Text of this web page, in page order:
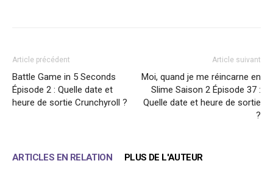
Article précédent
Battle Game in 5 Seconds
Épisode 2 : Quelle date et
heure de sortie Crunchyroll ?
Article suivant
Moi, quand je me réincarne en
Slime Saison 2 Épisode 37 :
Quelle date et heure de sortie
?
ARTICLES EN RELATION PLUS DE L'AUTEUR